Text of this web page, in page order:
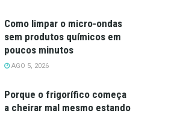
Como limpar o micro-ondas
sem produtos químicos em
poucos minutos
AGO 5, 2026
Porque o frigorífico começa
a cheirar mal mesmo estando